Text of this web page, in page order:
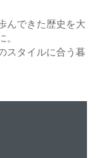
んできた歴史を⼤
スタイルに合う暮